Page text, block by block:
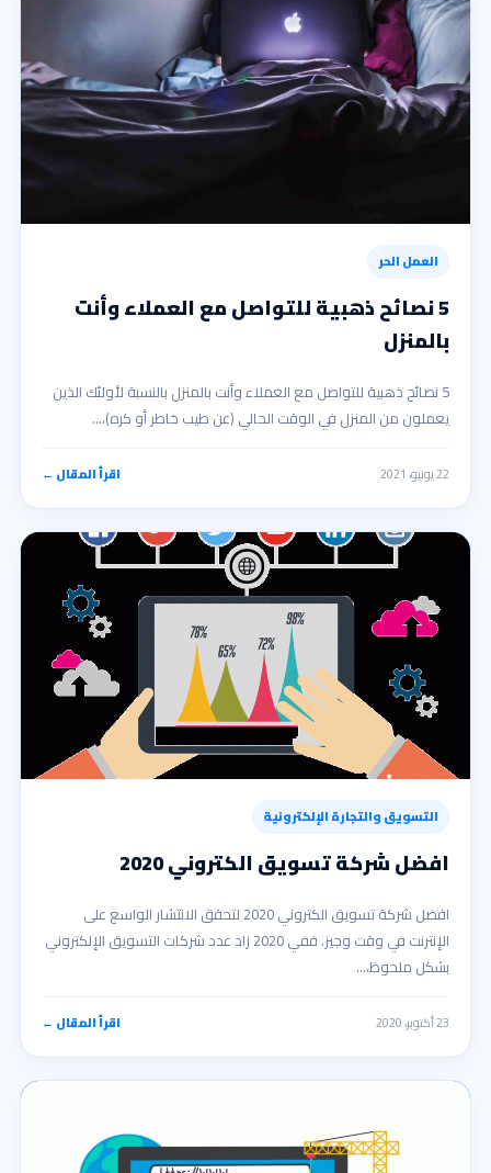
العمل الحر
5 نصائح ذهبية للتواصل مع العملاء وأنت
بالمنزل
5 نصائح ذهبية للتواصل مع العملاء وأنت بالمنزل بالنسبة لأولئك الذين
يعملون من المنزل في الوقت الحالي (عن طيب خاطر أو كره)،…
22 يونيو، 2021 اقرأ المقال ←
التسويق والتجارة الإلكترونية
افضل شركة تسويق الكتروني 2020
افضل شركة تسويق الكتروني 2020 لتحقق الانتشار الواسع على
الإنترنت في وقت وجيز. ففي 2020 زاد عدد شركات التسويق الإلكتروني
بشكل ملحوظ،…
23 أكتوبر، 2020 اقرأ المقال ←